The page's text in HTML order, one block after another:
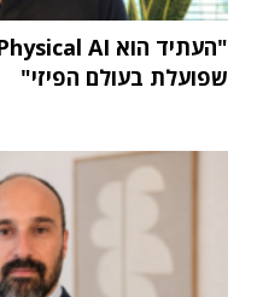
שפועלת בעולם הפיזי"